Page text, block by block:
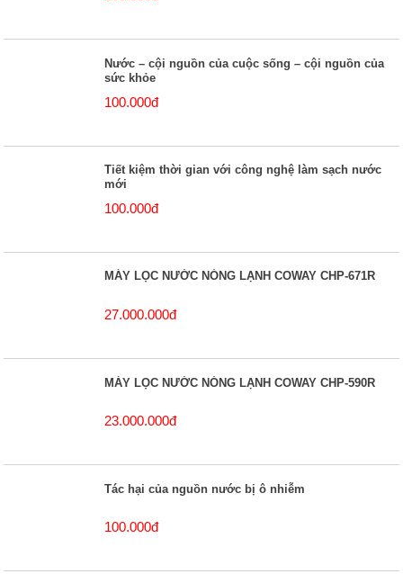
Nước – cội nguồn của cuộc sống – cội nguồn của
sức khỏe
100.000đ
Tiết kiệm thời gian với công nghệ làm sạch nước
mới
100.000đ
MÁY LỌC NƯỚC NÓNG LẠNH COWAY CHP-671R
27.000.000đ
MÁY LỌC NƯỚC NÓNG LẠNH COWAY CHP-590R
23.000.000đ
Tác hại của nguồn nước bị ô nhiễm
100.000đ